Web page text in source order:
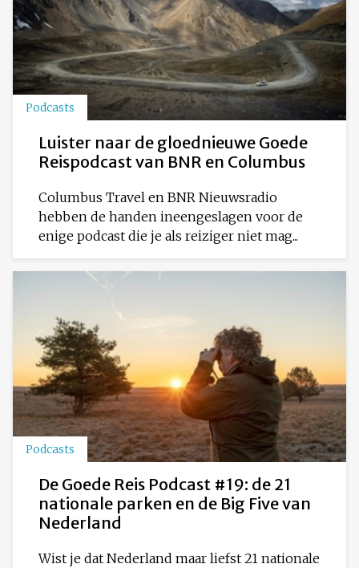
Podcasts
Luister naar de gloednieuwe Goede
Reispodcast van BNR en Columbus
Columbus Travel en BNR Nieuwsradio
hebben de handen ineengeslagen voor de
enige podcast die je als reiziger niet mag...
Podcasts
De Goede Reis Podcast #19: de 21
nationale parken en de Big Five van
Nederland
Wist je dat Nederland maar liefst 21 nationale